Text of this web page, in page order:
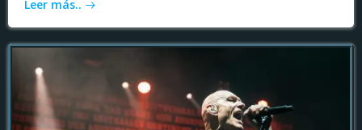
Leer más..